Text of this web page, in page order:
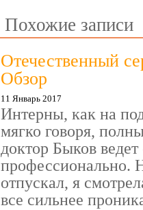
Похожие записи
Отечественный
Обзор
11 Январь 2017
Интерны, как на
мягко говоря,
доктор Быков ведет
профессионально.
отпускал, я
все сильнее